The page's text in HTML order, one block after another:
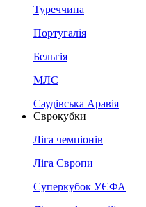
Туреччина
Португалія
Бельгія
МЛС
Саудівська Аравія
Єврокубки
Ліга чемпіонів
Ліга Європи
Суперкубок УЄФА